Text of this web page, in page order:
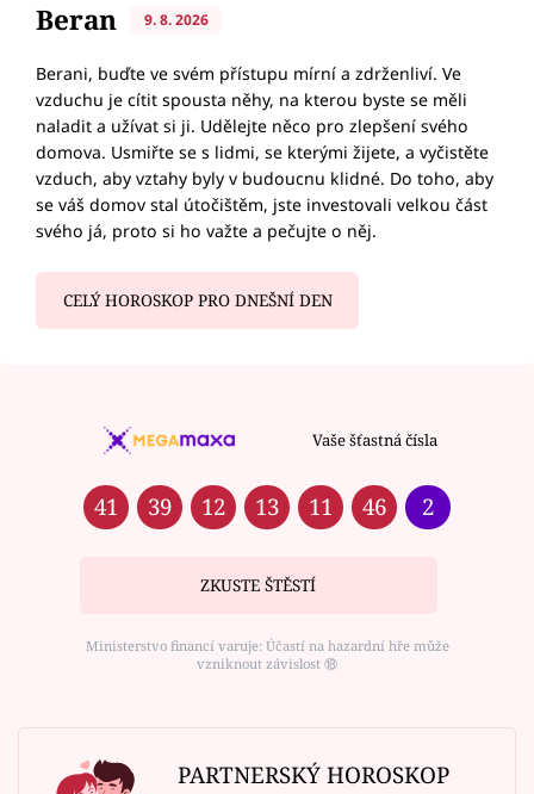
Beran 9. 8. 2026
Berani, buďte ve svém přístupu mírní a zdrženliví. Ve
vzduchu je cítit spousta něhy, na kterou byste se měli
naladit a užívat si ji. Udělejte něco pro zlepšení svého
domova. Usmiřte se s lidmi, se kterými žijete, a vyčistěte
vzduch, aby vztahy byly v budoucnu klidné. Do toho, aby
se váš domov stal útočištěm, jste investovali velkou část
svého já, proto si ho važte a pečujte o něj.
CELÝ HOROSKOP PRO DNEŠNÍ DEN
Vaše šťastná čísla
41 39 12 13 11 46 2
ZKUSTE ŠTĚSTÍ
Ministerstvo financí varuje: Účastí na hazardní hře může
vzniknout závislost ⑱
PARTNERSKÝ HOROSKOP